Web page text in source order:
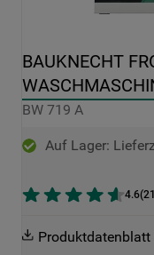
BAUKNECHT
BW 719 A
Auf Lager:
4.6(
Produktdatenblatt